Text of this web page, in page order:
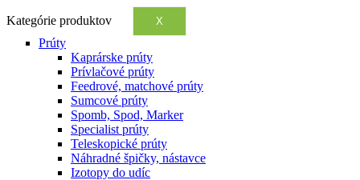
Kategórie produktov X
Prúty
Kaprárske prúty
Prívlačové prúty
Feedrové, matchové prúty
Sumcové prúty
Spomb, Spod, Marker
Specialist prúty
Teleskopické prúty
Náhradné špičky, nástavce
Izotopy do udíc